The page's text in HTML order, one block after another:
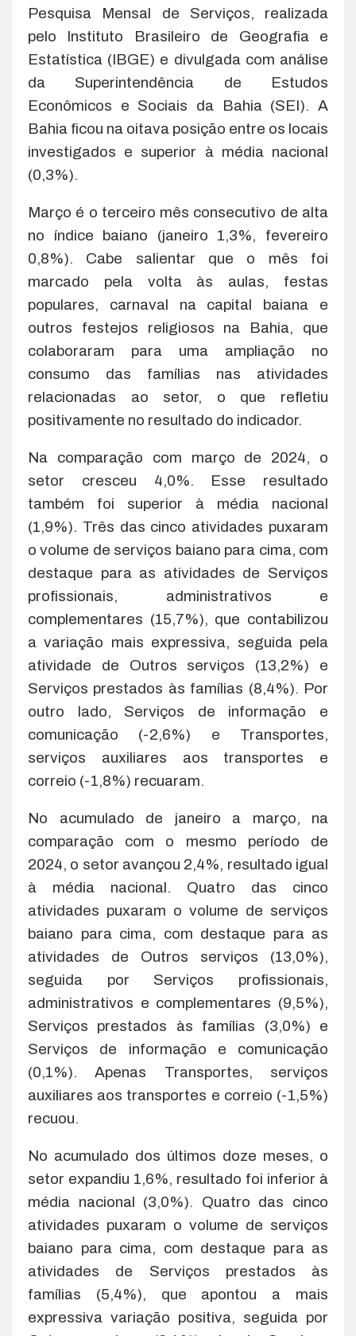
Pesquisa Mensal de Serviços, realizada
pelo Instituto Brasileiro de Geografia e
Estatística (IBGE) e divulgada com análise
da Superintendência de Estudos
Econômicos e Sociais da Bahia (SEI). A
Bahia ficou na oitava posição entre os locais
investigados e superior à média nacional
(0,3%).
Março é o terceiro mês consecutivo de alta
no índice baiano (janeiro 1,3%, fevereiro
0,8%). Cabe salientar que o mês foi
marcado pela volta às aulas, festas
populares, carnaval na capital baiana e
outros festejos religiosos na Bahia, que
colaboraram para uma ampliação no
consumo das famílias nas atividades
relacionadas ao setor, o que refletiu
positivamente no resultado do indicador.
Na comparação com março de 2024, o
setor cresceu 4,0%. Esse resultado
também foi superior à média nacional
(1,9%). Três das cinco atividades puxaram
o volume de serviços baiano para cima, com
destaque para as atividades de Serviços
profissionais, administrativos e
complementares (15,7%), que contabilizou
a variação mais expressiva, seguida pela
atividade de Outros serviços (13,2%) e
Serviços prestados às famílias (8,4%). Por
outro lado, Serviços de informação e
comunicação (-2,6%) e Transportes,
serviços auxiliares aos transportes e
correio (-1,8%) recuaram.
No acumulado de janeiro a março, na
comparação com o mesmo período de
2024, o setor avançou 2,4%, resultado igual
à média nacional. Quatro das cinco
atividades puxaram o volume de serviços
baiano para cima, com destaque para as
atividades de Outros serviços (13,0%),
seguida por Serviços profissionais,
administrativos e complementares (9,5%),
Serviços prestados às famílias (3,0%) e
Serviços de informação e comunicação
(0,1%). Apenas Transportes, serviços
auxiliares aos transportes e correio (-1,5%)
recuou.
No acumulado dos últimos doze meses, o
setor expandiu 1,6%, resultado foi inferior à
média nacional (3,0%). Quatro das cinco
atividades puxaram o volume de serviços
baiano para cima, com destaque para as
atividades de Serviços prestados às
famílias (5,4%), que apontou a mais
expressiva variação positiva, seguida por